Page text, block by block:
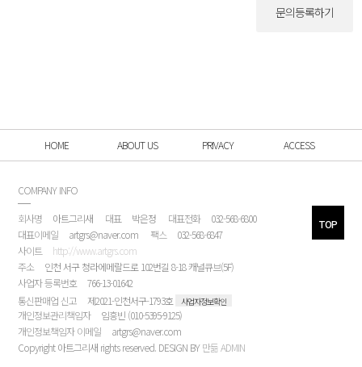
문의등록하기
HOME ABOUT US PRIVACY ACCESS
COMPANY INFO
회사명 아트그리새 대표 박은정 대표전화
032-568-6800
대표이메일
artgrs@naver.com 팩스
032-568-6847
사이트
http://www.artgrs.com
주소
인천 서구 청라에메랄드로 102번길 8-18 캐널큐브(5F)
사업자 등록번호
766-13-01642
통신판매업 신고
제2021-인천서구-1793호 사업자정보확인
개인정보관리책임자
임흥빈 (010-5395-9125)
개인정보책임자 이메일
artgrs@naver.com
Copyright 아트그리새 rights reserved. DESIGN BY만듦 ADMIN
TOP